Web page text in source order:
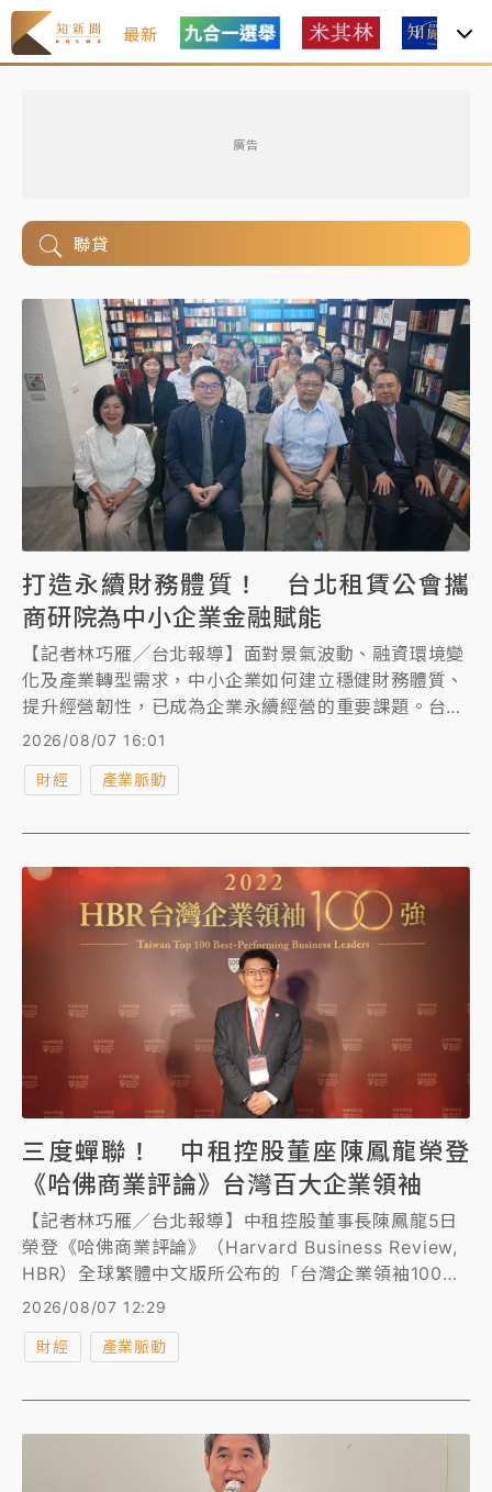
最新
廣告
聯貸
打造永續財務體質！ 台北租賃公會攜
商研院為中小企業金融賦能
【記者林巧雁╱台北報導】面對景氣波動、融資環境變
化及產業轉型需求，中小企業如何建立穩健財務體質、
提升經營韌性，已成為企業永續經營的重要課題。台北
市租賃商業同業公會、財團法人商業發展研究院於6日
經營面臨的法律風險、信用市場變化及財務管理課題，
打造穩健經營體質。
2026/08/07 16:01
財經 產業脈動
三度蟬聯！ 中租控股董座陳鳳龍榮登
《哈佛商業評論》台灣百大企業領袖
【記者林巧雁／台北報導】中租控股董事長陳鳳龍5日
榮登《哈佛商業評論》（Harvard Business Review,
HBR）全球繁體中文版所公布的「台灣企業領袖100
強」榜單之列，並第3度入榜，展現在企業經營績效、
數位優化與創新、永續發展領導力上的卓越表現，肯定
中租控股在金融服務業的領導地位。
2026/08/07 12:29
財經 產業脈動